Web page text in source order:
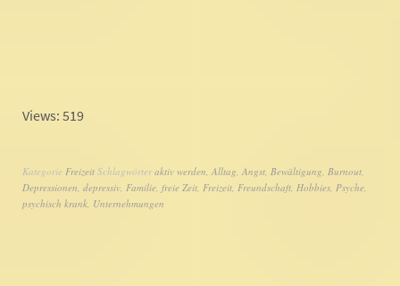
Views: 519
Kategorie Freizeit Schlagwörteraktiv werden Alltag Angst Bewältigung Burnout
Depressionen depressiv Familie freie Zeit Freizeit Freundschaft Hobbies Psyche
psychisch krank Unternehmungen